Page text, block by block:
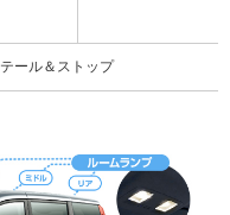
テール＆ストップ